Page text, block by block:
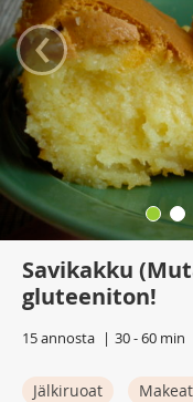
‹
Savikakku
gluteeniton!
15 annosta 30 - 60 min
Jälkiruoat